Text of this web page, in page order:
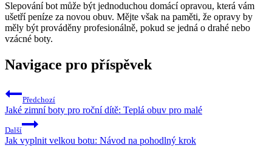
Slepování bot může být ‌jednoduchou domácí opravou, která vám
ušetří⁢ peníze za novou obuv.⁣ Mějte však na paměti, že opravy by
měly být prováděny profesionálně, pokud se‍ jedná o drahé nebo
vzácné‍ boty.
Navigace pro příspěvek
Předchozí
Jaké zimní boty pro roční dítě: Teplá obuv pro malé
Další
Jak vyplnit velkou botu: Návod na pohodlný krok